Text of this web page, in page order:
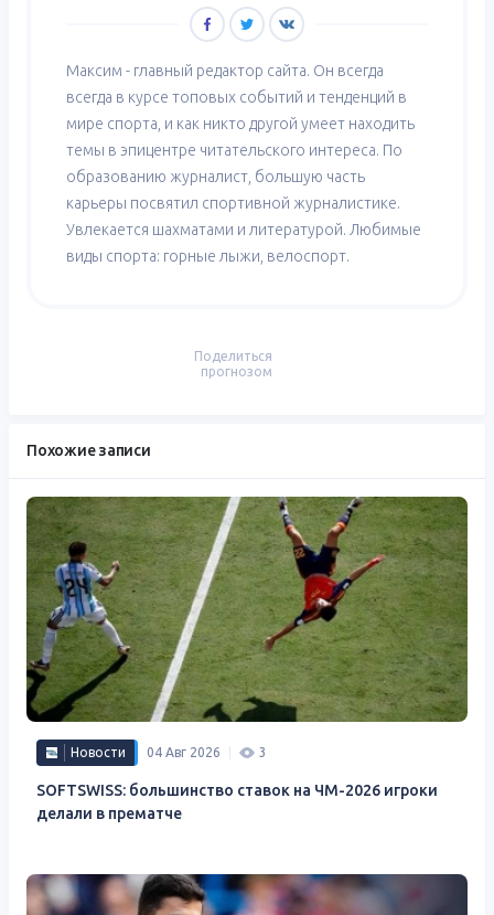
Максим - главный редактор сайта. Он всегда
всегда в курсе топовых событий и тенденций в
мире спорта, и как никто другой умеет находить
темы в эпицентре читательского интереса. По
образованию журналист, большую часть
карьеры посвятил спортивной журналистике.
Увлекается шахматами и литературой. Любимые
виды спорта: горные лыжи, велоспорт.
Поделиться
прогнозом
Похожие записи
Новости 04 Авг 2026 3
SOFTSWISS: большинство ставок на ЧМ-2026 игроки
делали в прематче